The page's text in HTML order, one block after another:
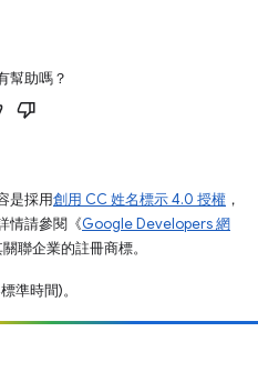
幫助嗎？
是採用創用 CC 姓名標示 4.0 授權 ，
情請參閱《Google Developers 網
聯企業的註冊商標。
準時間)。